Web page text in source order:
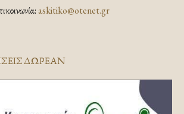
askitiko@otenet.gr
ΔΩΡΕΆΝ